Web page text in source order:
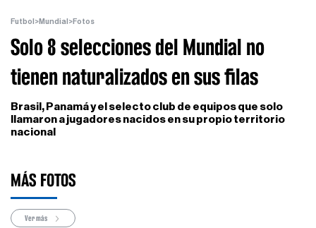
Futbol >Mundial >Fotos
Solo 8 selecciones del Mundial no
tienen naturalizados en sus filas
Brasil, Panamá y el selecto club de equipos que solo
llamaron a jugadores nacidos en su propio territorio
nacional
MÁS FOTOS
Ver más